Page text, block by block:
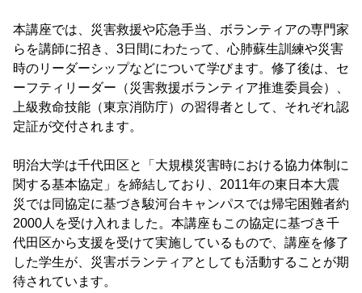
本講座では、災害救援や応急手当、ボランティアの専門家
らを講師に招き、3日間にわたって、心肺蘇生訓練や災害
時のリーダーシップなどについて学びます。修了後は、セ
ーフティリーダー（災害救援ボランティア推進委員会）、
上級救命技能（東京消防庁）の習得者として、それぞれ認
定証が交付されます。
明治大学は千代田区と「大規模災害時における協力体制に
関する基本協定」を締結しており、2011年の東日本大震
災では同協定に基づき駿河台キャンパスでは帰宅困難者約
2000人を受け入れました。本講座もこの協定に基づき千
代田区から支援を受けて実施しているもので、講座を修了
した学生が、災害ボランティアとしても活動することが期
待されています。